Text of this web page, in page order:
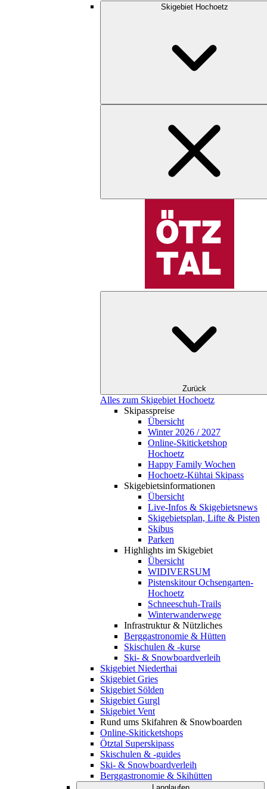
Skigebiet Hochoetz
Zurück
Alles zum Skigebiet Hochoetz
Skipasspreise
Übersicht
Winter 2026 / 2027
Online-Skiticketshop
Hochoetz
Happy Family Wochen
Hochoetz-Kühtai Skipass
Skigebietsinformationen
Übersicht
Live-Infos & Skigebietsnews
Skigebietsplan, Lifte & Pisten
Skibus
Parken
Highlights im Skigebiet
Übersicht
WIDIVERSUM
Pistenskitour Ochsengarten-
Hochoetz
Schneeschuh-Trails
Winterwanderwege
Infrastruktur & Nützliches
Berggastronomie & Hütten
Skischulen & -kurse
Ski- & Snowboardverleih
Skigebiet Niederthai
Skigebiet Gries
Skigebiet Sölden
Skigebiet Gurgl
Skigebiet Vent
Rund ums Skifahren & Snowboarden
Online-Skiticketshops
Ötztal Superskipass
Skischulen & -guides
Ski- & Snowboardverleih
Berggastronomie & Skihütten